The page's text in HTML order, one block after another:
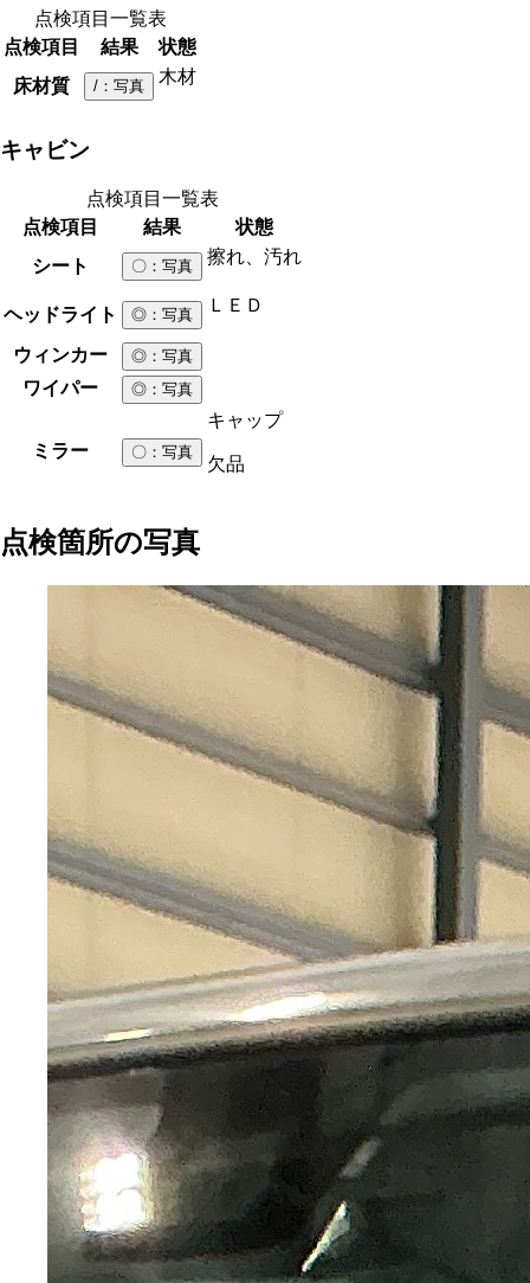
点検項目一覧表
点検項目
結果
状態
床材質
/ ：写真 木材
キャビン
点検項目一覧表
点検項目
結果
状態
シート
〇 ：写真 擦れ、汚れ
ヘッドライト ◎ ：写真 ＬＥＤ
ウィンカー ◎ ：写真
ワイパー ◎ ：写真
ミラー 〇 ：写真
キャップ
欠品
点検箇所の写真